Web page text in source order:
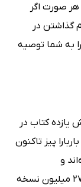
صورت اگر
گذاشتن در
به شما توصیه
کتاب در
پیز تاکنون
و
کتاب‌هایشان در بیش از 100 کشور دنیا حدود 27 میلیون نسخه